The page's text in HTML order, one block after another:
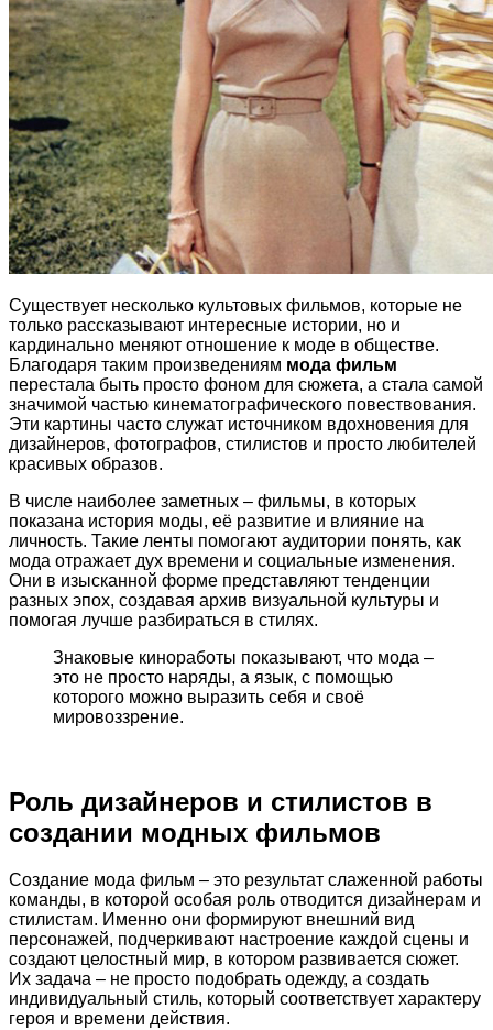
Существует несколько культовых фильмов, которые не
только рассказывают интересные истории, но и
кардинально меняют отношение к моде в обществе.
Благодаря таким произведениям мода фильм
перестала быть просто фоном для сюжета, а стала самой
значимой частью кинематографического повествования.
Эти картины часто служат источником вдохновения для
дизайнеров, фотографов, стилистов и просто любителей
красивых образов.
В числе наиболее заметных – фильмы, в которых
показана история моды, её развитие и влияние на
личность. Такие ленты помогают аудитории понять, как
мода отражает дух времени и социальные изменения.
Они в изысканной форме представляют тенденции
разных эпох, создавая архив визуальной культуры и
помогая лучше разбираться в стилях.
Знаковые киноработы показывают, что мода –
это не просто наряды, а язык, с помощью
которого можно выразить себя и своё
мировоззрение.
Роль дизайнеров и стилистов в
создании модных фильмов
Создание мода фильм – это результат слаженной работы
команды, в которой особая роль отводится дизайнерам и
стилистам. Именно они формируют внешний вид
персонажей, подчеркивают настроение каждой сцены и
создают целостный мир, в котором развивается сюжет.
Их задача – не просто подобрать одежду, а создать
индивидуальный стиль, который соответствует характеру
героя и времени действия.